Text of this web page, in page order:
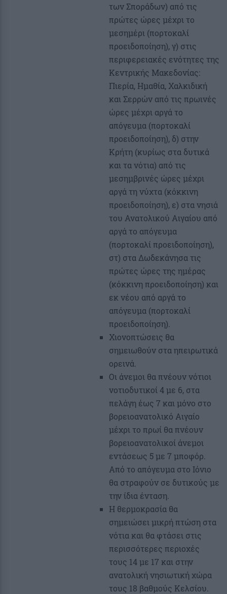
των Σποράδων) από τις
πρώτες ώρες μέχρι το
μεσημέρι (πορτοκαλί
προειδοποίηση), γ) στις
περιφερειακές ενότητες της
Κεντρικής Μακεδονίας:
Πιερία, Ημαθία, Χαλκιδική
και Σερρών από τις πρωινές
ώρες μέχρι αργά το
απόγευμα (πορτοκαλί
προειδοποίηση), δ) στην
Κρήτη (κυρίως στα δυτικά
και τα νότια) από τις
μεσημβρινές ώρες μέχρι
αργά τη νύχτα (κόκκινη
προειδοποίηση), ε) στα νησιά
του Ανατολικού Αιγαίου από
αργά το απόγευμα
(πορτοκαλί προειδοποίηση),
στ) στα Δωδεκάνησα τις
πρώτες ώρες της ημέρας
(κόκκινη προειδοποίηση) και
εκ νέου από αργά το
απόγευμα (πορτοκαλί
προειδοποίηση).
Χιονοπτώσεις θα
σημειωθούν στα ηπειρωτικά
ορεινά.
Οι άνεμοι θα πνέουν νότιοι
νοτιοδυτικοί 4 με 6, στα
πελάγη έως 7 και μόνο στο
βορειοανατολικό Αιγαίο
μέχρι το πρωί θα πνέουν
βορειοανατολικοί άνεμοι
εντάσεως 5 με 7 μποφόρ.
Από το απόγευμα στο Ιόνιο
θα στραφούν σε δυτικούς με
την ίδια ένταση.
Η θερμοκρασία θα
σημειώσει μικρή πτώση στα
νότια και θα φτάσει στις
περισσότερες περιοχές
τους 14 με 17 και στην
ανατολική νησιωτική χώρα
τους 18 βαθμούς Κελσίου.